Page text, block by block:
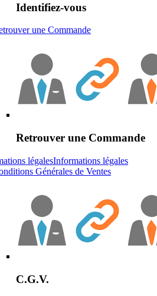
Identifiez-vous
une Commande
Retrouver une Commande
Informations légales
Générales de Ventes
C.G.V.